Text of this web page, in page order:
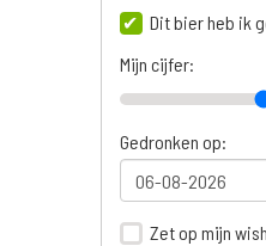
Dit bier heb ik
Mijn cijfer:
Gedronken op:
Zet op mijn